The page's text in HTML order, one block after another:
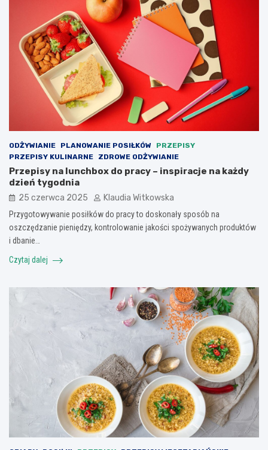
ODŻYWIANIE PLANOWANIE POSIŁKÓW
PRZEPISY
PRZEPISY KULINARNE
ZDROWE ODŻYWIANIE
Przepisy na lunchbox do pracy – inspiracje na każdy
dzień tygodnia
25 czerwca 2025 Klaudia Witkowska
Przygotowywanie posiłków do pracy to doskonały sposób na
oszczędzanie pieniędzy, kontrolowanie jakości spożywanych produktów
i dbanie…
Czytaj dalej